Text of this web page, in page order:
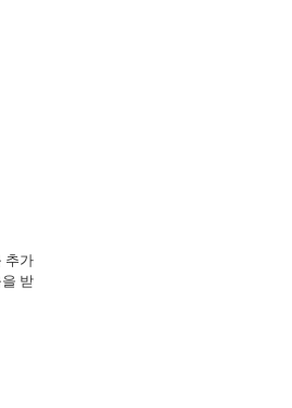
용 웹 개인 설정 관리자
예
추가
받